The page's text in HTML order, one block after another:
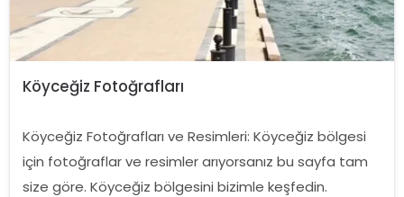
Köyceğiz Fotoğrafları
Köyceğiz Fotoğrafları ve Resimleri: Köyceğiz bölgesi
için fotoğraflar ve resimler arıyorsanız bu sayfa tam
size göre. Köyceğiz bölgesini bizimle keşfedin.